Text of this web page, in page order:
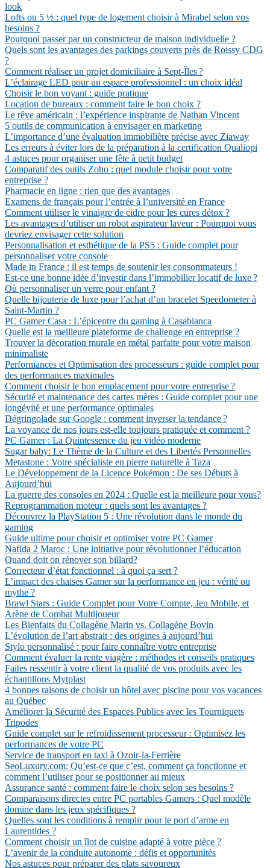
look
Lofts ou 5 ½ : quel type de logement choisir à Mirabel selon vos
besoins ?
Pourquoi passer par un constructeur de maison individuelle ?
Quels sont les avantages des parkings couverts près de Roissy CDG
?
Comment réaliser un projet domiciliaire à Sept-Îles ?
L’éclairage LED pour un espace professionnel : un choix idéal
Choisir le bon voyant : guide pratique
Location de bureaux : comment faire le bon choix ?
Le rêve américain : l’expérience inspirante de Nathan Vincent
5 outils de communication à envisager en marketing
L’importance d’une évaluation immobilière précise avec Ziaway
Les erreurs à éviter lors de la préparation à la certification Qualiopi
4 astuces pour organiser une fête à petit budget
Comparatif des outils Zoho : quel module choisir pour votre
entreprise ?
Pharmacie en ligne : rien que des avantages
Examens de français pour l’entrée à l’université en France
Comment utiliser le vinaigre de cidre pour les cures détox ?
Les avantages d’utiliser un robot aspirateur laveur : Pourquoi vous
devriez envisager cette solution
Personnalisation et esthétique de la PS5 : Guide complet pour
personnaliser votre console
Made in France : il est temps de soutenir les consommateurs !
Est-ce une bonne idée d’investir dans l’immobilier locatif de luxe ?
Où personnaliser un verre pour enfant ?
Quelle bijouterie de luxe pour l’achat d’un bracelet Speedometer à
Saint-Martin ?
PC Gamer Casa : L’épicentre du gaming à Casablanca
Quelle est la meilleure plateforme de challenge en entreprise ?
Trouver la décoration murale en métal parfaite pour votre maison
minimaliste
Performances et Optimisation des processeurs : guide complet pour
des performances maximales
Comment choisir le bon emplacement pour votre entreprise ?
Sécurité et maintenance des cartes mères : Guide complet pour une
longévité et une performance optimales
Dégringolade sur Google : comment inverser la tendance ?
La voyance de nos jours est-elle toujours pratiquée et comment ?
PC Gamer : La Quintessence du jeu vidéo moderne
Sugar baby: Le Thème de la Culture et des Libertés Personnelles
Metastone : Votre spécialiste en pierre naturelle à Taza
Le Développement de la Licence Pokémon : De ses Débuts à
Aujourd’hui
La guerre des consoles en 2024 : Quelle est la meilleure pour vous?
Reprogrammation moteur : quels sont les avantages ?
Découvrez la PlayStation 5 : Une révolution dans le monde du
gaming
Guide ultime pour choisir et optimiser votre PC Gamer
Nafida 2 Maroc : Une initiative pour révolutionner l’éducation
Quand doit on rénover son billard?
Correcteur d’état fonctionnel : à quoi ça sert ?
L’impact des chaises Gamer sur la performance en jeu : vérité ou
mythe ?
Brawl Stars : Guide Complet pour Votre Compte, Jeu Mobile, et
Arène de Combat Multijoueur
Les Bienfaits du Collagène Marin vs. Collagène Bovin
L’évolution de l’art abstrait : des origines à aujourd’hui
Stylo personnalisé : pour faire connaître votre entreprise
Comment évaluer la rente viagère : méthodes et conseils pratiques
Faites ressentir à votre client la qualité de vos produits avec les
échantillons Mytplast
4 bonnes raisons de choisir un hôtel avec piscine pour vos vacances
au Québec
Améliorer la Sécurité des Espaces Publics avec les Tourniquets
Tripodes
Guide complet sur le refroidissement processeur : Optimisez les
performances de votre PC
Service de transport en taxi à Ozoir-la-Ferrière
SeoLuxury.com: Qu’est-ce que c’est, comment ça fonctionne et
comment l’utiliser pour se positionner au mieux
Assurance santé : comment faire le choix selon ses besoins ?
Comparaisons directes entre PC portables Gamers : Quel modèle
domine dans les jeux spécifiques ?
Quelles sont les conditions à remplir pour le port d’arme en
Laurentides ?
Comment choisir un îlot de cuisine adapté à votre pièce ?
L’avenir de la conduite autonome : défis et opportunités
Nos astuces pour préparer des plats savoureux